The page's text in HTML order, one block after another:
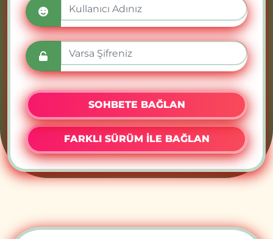
SOHBETE BAĞLAN
FARKLI SÜRÜM İLE BAĞLAN